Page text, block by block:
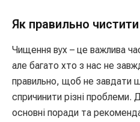
Як правильно чистити
Чищення вух – це важлива
але багато хто з нас не
правильно, щоб не завдати
спричинити різні проблеми.
основні поради та